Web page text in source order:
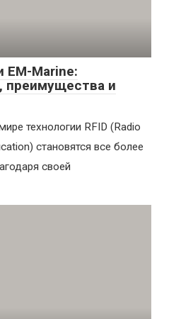
EM-Marine:
преимущества и
технологии RFID (Radio
становятся все более
своей